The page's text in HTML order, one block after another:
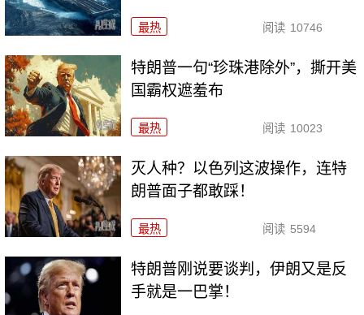
最热 阅读 10746
特朗普一句“珍珠港除外”，撕开美
国霸权遮羞布
最热 阅读 10023
灭人种？以色列这波操作，连特
朗普面子都敢踩！
最热 阅读 5594
特朗普刚说要谈判，伊朗又是反
手就是一巴掌！